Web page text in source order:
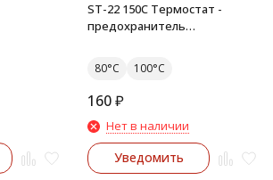
ST-22 150C Термостат -
предохранитель
80°C 100°C
160₽
Нет в наличии
Уведомить